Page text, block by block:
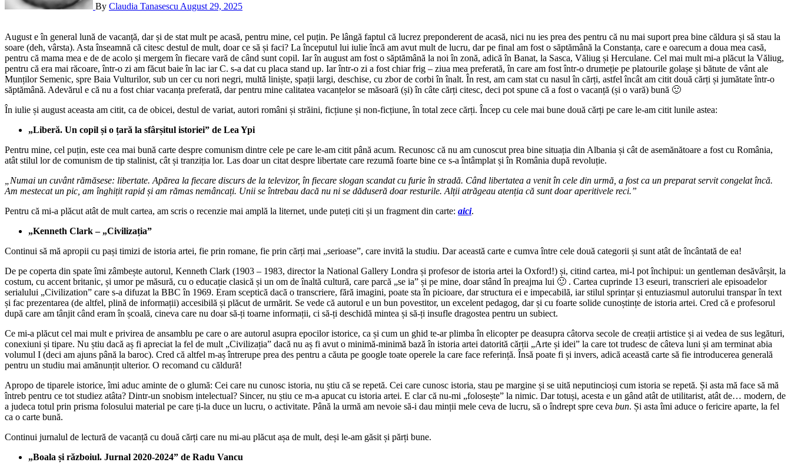
By Claudia Tanasescu August 29, 2025
August e în general lună de vacanță, dar și de stat mult pe acasă, pentru mine, cel puțin. Pe lângă faptul că lucrez preponderent de acasă, nici nu ies prea des pentru că nu mai suport prea bine căldura și să stau la
soare (deh, vârsta). Asta înseamnă că citesc destul de mult, doar ce să și faci? La începutul lui iulie încă am avut mult de lucru, dar pe final am fost o săptămână la Constanța, care e oarecum a doua mea casă,
pentru că mama mea e de de acolo și mergem în fiecare vară de când sunt copil. Iar în august am fost o săptămână la noi în zonă, adică în Banat, la Sasca, Văliug și Herculane. Cel mai mult mi-a plăcut la Văliug,
pentru că era mai răcoare, într-o zi am făcut baie în lac iar C. s-a dat cu placa stand up. Iar într-o zi a fost chiar frig – ziua mea preferată, în care am fost într-o drumeție pe platourile golașe și bătute de vânt ale
Munților Semenic, spre Baia Vulturilor, sub un cer cu nori negri, multă liniște, spații largi, deschise, cu zbor de corbi în înalt. În rest, am cam stat cu nasul în cărți, astfel încât am citit două cărți și jumătate într-o
săptămână. Adevărul e că nu a fost chiar vacanța preferată, dar pentru mine calitatea vacanțelor se măsoară (și) în câte cărți citesc, deci pot spune că a fost o vacanță (și o vară) bună 🙂
În iulie și august aceasta am citit, ca de obicei, destul de variat, autori români și străini, ficțiune și non-ficțiune, în total zece cărți. Încep cu cele mai bune două cărți pe care le-am citit lunile astea:
„Liberă. Un copil și o țară la sfârșitul istoriei” de Lea Ypi
Pentru mine, cel puțin, este cea mai bună carte despre comunism dintre cele pe care le-am citit până acum. Recunosc că nu am cunoscut prea bine situația din Albania și cât de asemănătoare a fost cu România,
atât stilul lor de comunism de tip stalinist, cât și tranziția lor. Las doar un citat despre libertate care rezumă foarte bine ce s-a întâmplat și în România după revoluție.
„Numai un cuvânt rămăsese: libertate. Apărea la fiecare discurs de la televizor, în fiecare slogan scandat cu furie în stradă. Când libertatea a venit în cele din urmă, a fost ca un preparat servit congelat încă.
Am mestecat un pic, am înghițit rapid și am rămas nemâncați. Unii se întrebau dacă nu ni se dăduseră doar resturile. Alții atrăgeau atenția că sunt doar aperitivele reci.”
Pentru că mi-a plăcut atât de mult cartea, am scris o recenzie mai amplă la liternet, unde puteți citi și un fragment din carte: aici.
„Kenneth Clark – „Civilizația”
Continui să mă apropii cu pași timizi de istoria artei, fie prin romane, fie prin cărți mai „serioase”, care invită la studiu. Dar această carte e cumva între cele două categorii și sunt atât de încântată de ea!
De pe coperta din spate îmi zâmbește autorul, Kenneth Clark (1903 – 1983, director la National Gallery Londra și profesor de istoria artei la Oxford!) și, citind cartea, mi-l pot închipui: un gentleman desăvârșit, la
costum, cu accent britanic, și umor pe măsură, cu o educație clasică și un om de înaltă cultură, care parcă „se ia” și pe mine, doar stând în preajma lui 🙂 . Cartea cuprinde 13 eseuri, transcrieri ale episoadelor
serialului „Civilization” care s-a difuzat la BBC în 1969. Eram sceptică dacă o transcriere, fără imagini, poate sta în picioare, dar structura ei e impecabilă, iar stilul sprințar și entuziasmul autorului transpar în text
și fac prezentarea (de altfel, plină de informații) accesibilă și plăcut de urmărit. Se vede că autorul e un bun povestitor, un excelent pedagog, dar și cu foarte solide cunoștințe de istoria artei. Cred că e profesorul
după care am tânjit când eram în școală, cineva care nu doar să-ți toarne informații, ci să-ți deschidă mintea și să-ți insufle dragostea pentru un subiect.
Ce mi-a plăcut cel mai mult e privirea de ansamblu pe care o are autorul asupra epocilor istorice, ca și cum un ghid te-ar plimba în elicopter pe deasupra câtorva secole de creații artistice și ai vedea de sus legături,
conexiuni și tipare. Nu știu dacă aș fi apreciat la fel de mult „Civilizația” dacă nu aș fi avut o minimă-minimă bază în istoria artei datorită cărții „Arte și idei” la care tot trudesc de câteva luni și am terminat abia
volumul I (deci am ajuns până la baroc). Cred că altfel m-aș întrerupe prea des pentru a căuta pe google toate operele la care face referință. Însă poate fi și invers, adică această carte să fie introducerea generală
pentru un studiu mai amănunțit ulterior. O recomand cu căldură!
Apropo de tiparele istorice, îmi aduc aminte de o glumă: Cei care nu cunosc istoria, nu știu că se repetă. Cei care cunosc istoria, stau pe margine și se uită neputincioși cum istoria se repetă. Și asta mă face să mă
întreb pentru ce tot studiez atâta? Dintr-un snobism intelectual? Sincer, nu știu ce m-a apucat cu istoria artei. E clar că nu-mi „folosește” la nimic. Dar totuși, acesta e un gând atât de utilitarist, atât de… modern, de
a judeca totul prin prisma folosului material pe care ți-la duce un lucru, o activitate. Până la urmă am nevoie să-i dau minții mele ceva de lucru, să o îndrept spre ceva bun. Și asta îmi aduce o fericire aparte, la fel
ca o carte bună.
Continui jurnalul de lectură de vacanță cu două cărți care nu mi-au plăcut așa de mult, deși le-am găsit și părți bune.
„Boala și războiul. Jurnal 2020-2024” de Radu Vancu